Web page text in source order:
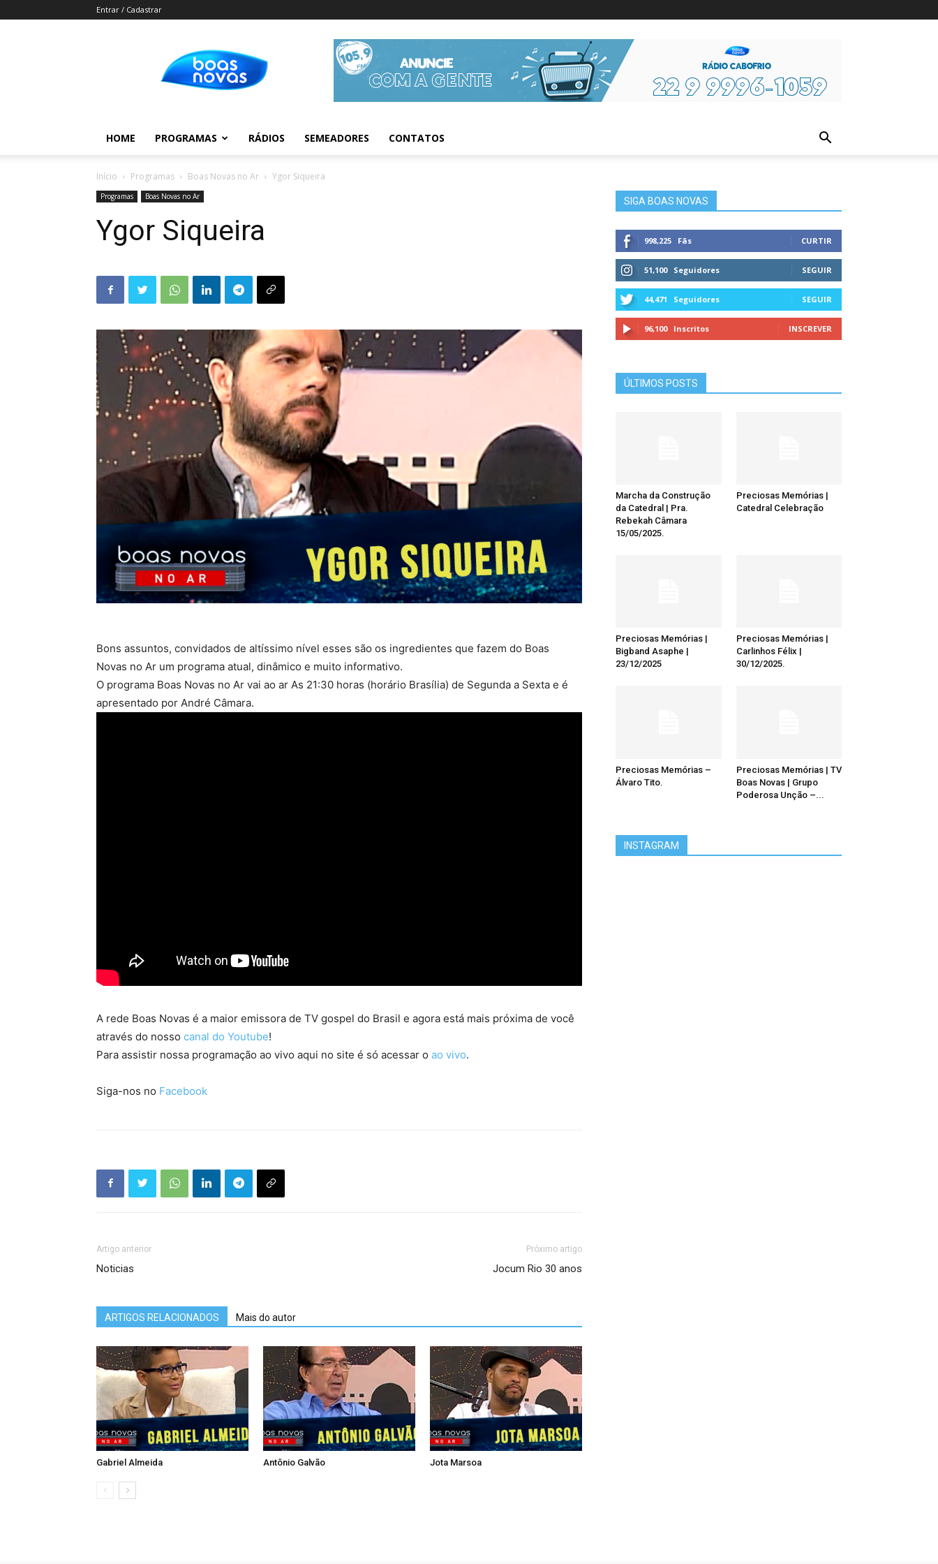
Entrar / Cadastrar
Novas
Informações da Figura
HOME PROGRAMAS RÁDIOS SEMEADORES CONTATOS
Início Programas Boas Novas no Ar Ygor Siqueira
Programas Boas Novas no Ar
Ygor Siqueira
Bons assuntos, convidados de altíssimo nível esses são os ingredientes que fazem do Boas
Novas no Ar um programa atual, dinâmico e muito informativo.
O programa Boas Novas no Ar vai ao ar As 21:30 horas (horário Brasília) de Segunda a Sexta e é
apresentado por André Câmara.
A rede Boas Novas é a maior emissora de TV gospel do Brasil e agora está mais próxima de você
através do nosso canal do Youtube!
Para assistir nossa programação ao vivo aqui no site é só acessar o ao vivo.
Siga-nos no Facebook
Artigo anterior
Noticias
Próximo artigo
Jocum Rio 30 anos
ARTIGOS RELACIONADOS Mais do autor
Gabriel Almeida Antônio Galvão Jota Marsoa
SIGA BOAS NOVAS
998,225 Fãs CURTIR
51,100 Seguidores SEGUIR
44,471 Seguidores SEGUIR
96,100 Inscritos INSCREVER
ÚLTIMOS POSTS
Marcha da Construção
da Catedral | Pra.
Rebekah Câmara
15/05/2025.
Preciosas Memórias |
Catedral Celebração
Preciosas Memórias |
Bigband Asaphe |
23/12/2025
Preciosas Memórias |
Carlinhos Félix |
30/12/2025.
Preciosas Memórias –
Álvaro Tito.
Preciosas Memórias | TV
Boas Novas | Grupo
Poderosa Unção –...
INSTAGRAM